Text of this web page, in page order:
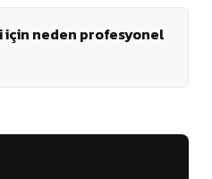
neden profesyonel